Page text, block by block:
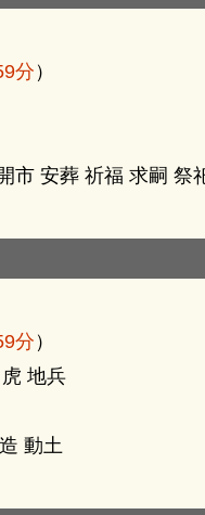
分）
市 安葬 祈福 求嗣 祭
分）
地兵
動土